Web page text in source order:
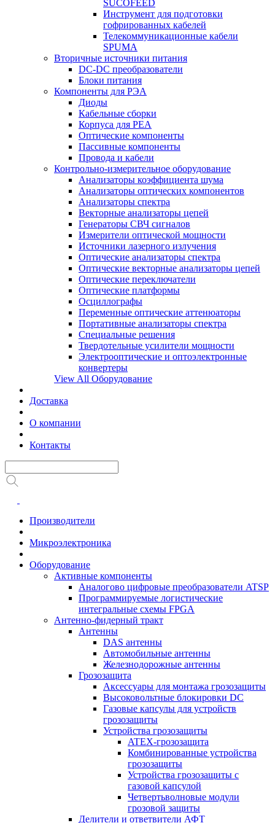
SUCOFEED
Инструмент для подготовки
гофрированных кабелей
Телекоммуникационные кабели
SPUMA
Вторичные источники питания
DC-DC преобразователи
Блоки питания
Компоненты для РЭА
Диоды
Кабельные сборки
Корпуса для РЕА
Оптические компоненты
Пассивные компоненты
Провода и кабели
Контрольно-измерительное оборудование
Анализаторы коэффициента шума
Анализаторы оптических компонентов
Анализаторы спектра
Векторные анализаторы цепей
Генераторы СВЧ сигналов
Измерители оптической мощности
Источники лазерного излучения
Оптические анализаторы спектра
Оптические векторные анализаторы цепей
Оптические переключатели
Оптические платформы
Осциллографы
Переменные оптические аттенюаторы
Портативные анализаторы спектра
Специальные решения
Твердотельные усилители мощности
Электрооптические и оптоэлектронные
конвертеры
View All Оборудование
Доставка
О компании
Контакты
Производители
Микроэлектроника
Оборудование
Активные компоненты
Аналогово цифровые преобразователи ATSP
Программируемые логистические
интегральные схемы FPGA
Антенно-фидерный тракт
Антенны
DAS антенны
Автомобильные антенны
Железнодорожные антенны
Грозозащита
Аксессуары для монтажа грозозащиты
Высоковольтные блокировки DC
Газовые капсулы для устройств
грозозащиты
Устройства грозозащиты
ATEX-грозозащита
Комбинированные устройства
грозозащиты
Устройства грозозащиты с
газовой капсулой
Четвертьволновые модули
грозовой защиты
Делители и ответвители АФТ